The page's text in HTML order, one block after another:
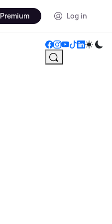
Premium Log in